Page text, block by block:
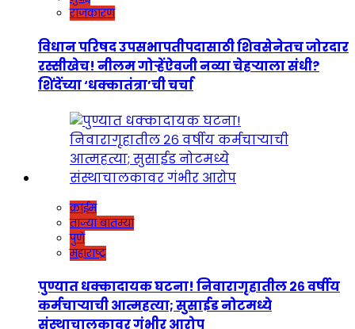
राजकारण
विधान परिषद उपसभापतीपदासाठी शिवसेनेतच जोरदार
रस्सीखेच! नीलम गोऱ्हेंऐवजी नव्या चेहऱ्याला संधी?
शिंदेंच्या ‘धक्कातंत्रा’ची चर्चा
क्राईम
ताज्या बातम्या
पुणे
महाराष्ट्र
पुण्यात धक्कादायक घटना! निवारागृहातील २६ वर्षीय
कर्मचाऱ्याची आत्महत्या; सुसाईड नोटमध्ये
संस्थाचालकावर गंभीर आरोप